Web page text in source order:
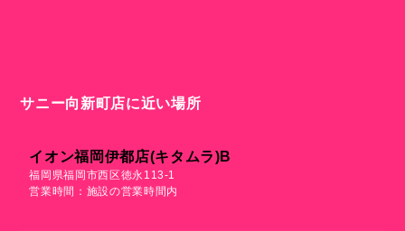
サニー向新町店に近い場所
イオン福岡伊都店(キタムラ)B
福岡県福岡市西区徳永113-1
営業時間：施設の営業時間内